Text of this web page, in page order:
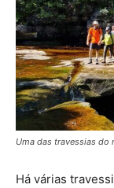
Uma das travessias do
Há várias